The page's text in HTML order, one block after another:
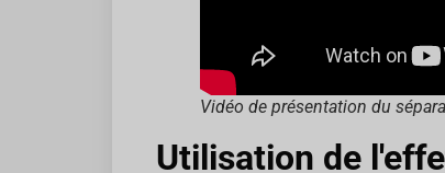
Vidéo de présentation du
Utilisation de